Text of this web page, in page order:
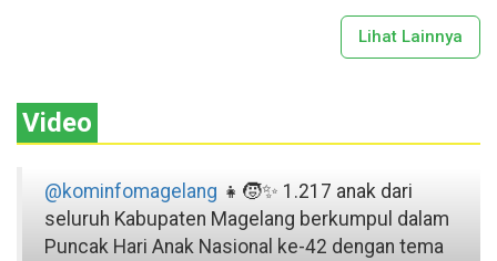
Lihat Lainnya
Video
@kominfomagelang 👧🧒✨ 1.217 anak dari
seluruh Kabupaten Magelang berkumpul dalam
Puncak Hari Anak Nasional ke-42 dengan tema